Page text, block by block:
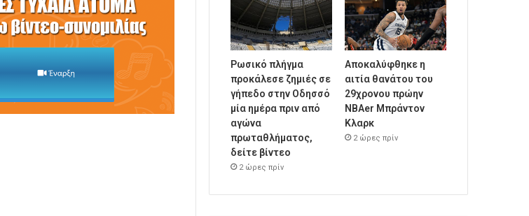
Ρωσικό πλήγμα
προκάλεσε ζημιές σε
γήπεδο στην Οδησσό
μία ημέρα πριν από
αγώνα
πρωταθλήματος,
δείτε βίντεο
2 ώρες πρίν
Αποκαλύφθηκε η
αιτία θανάτου του
29χρονου πρώην
NBAer Μπράντον
Κλαρκ
2 ώρες πρίν